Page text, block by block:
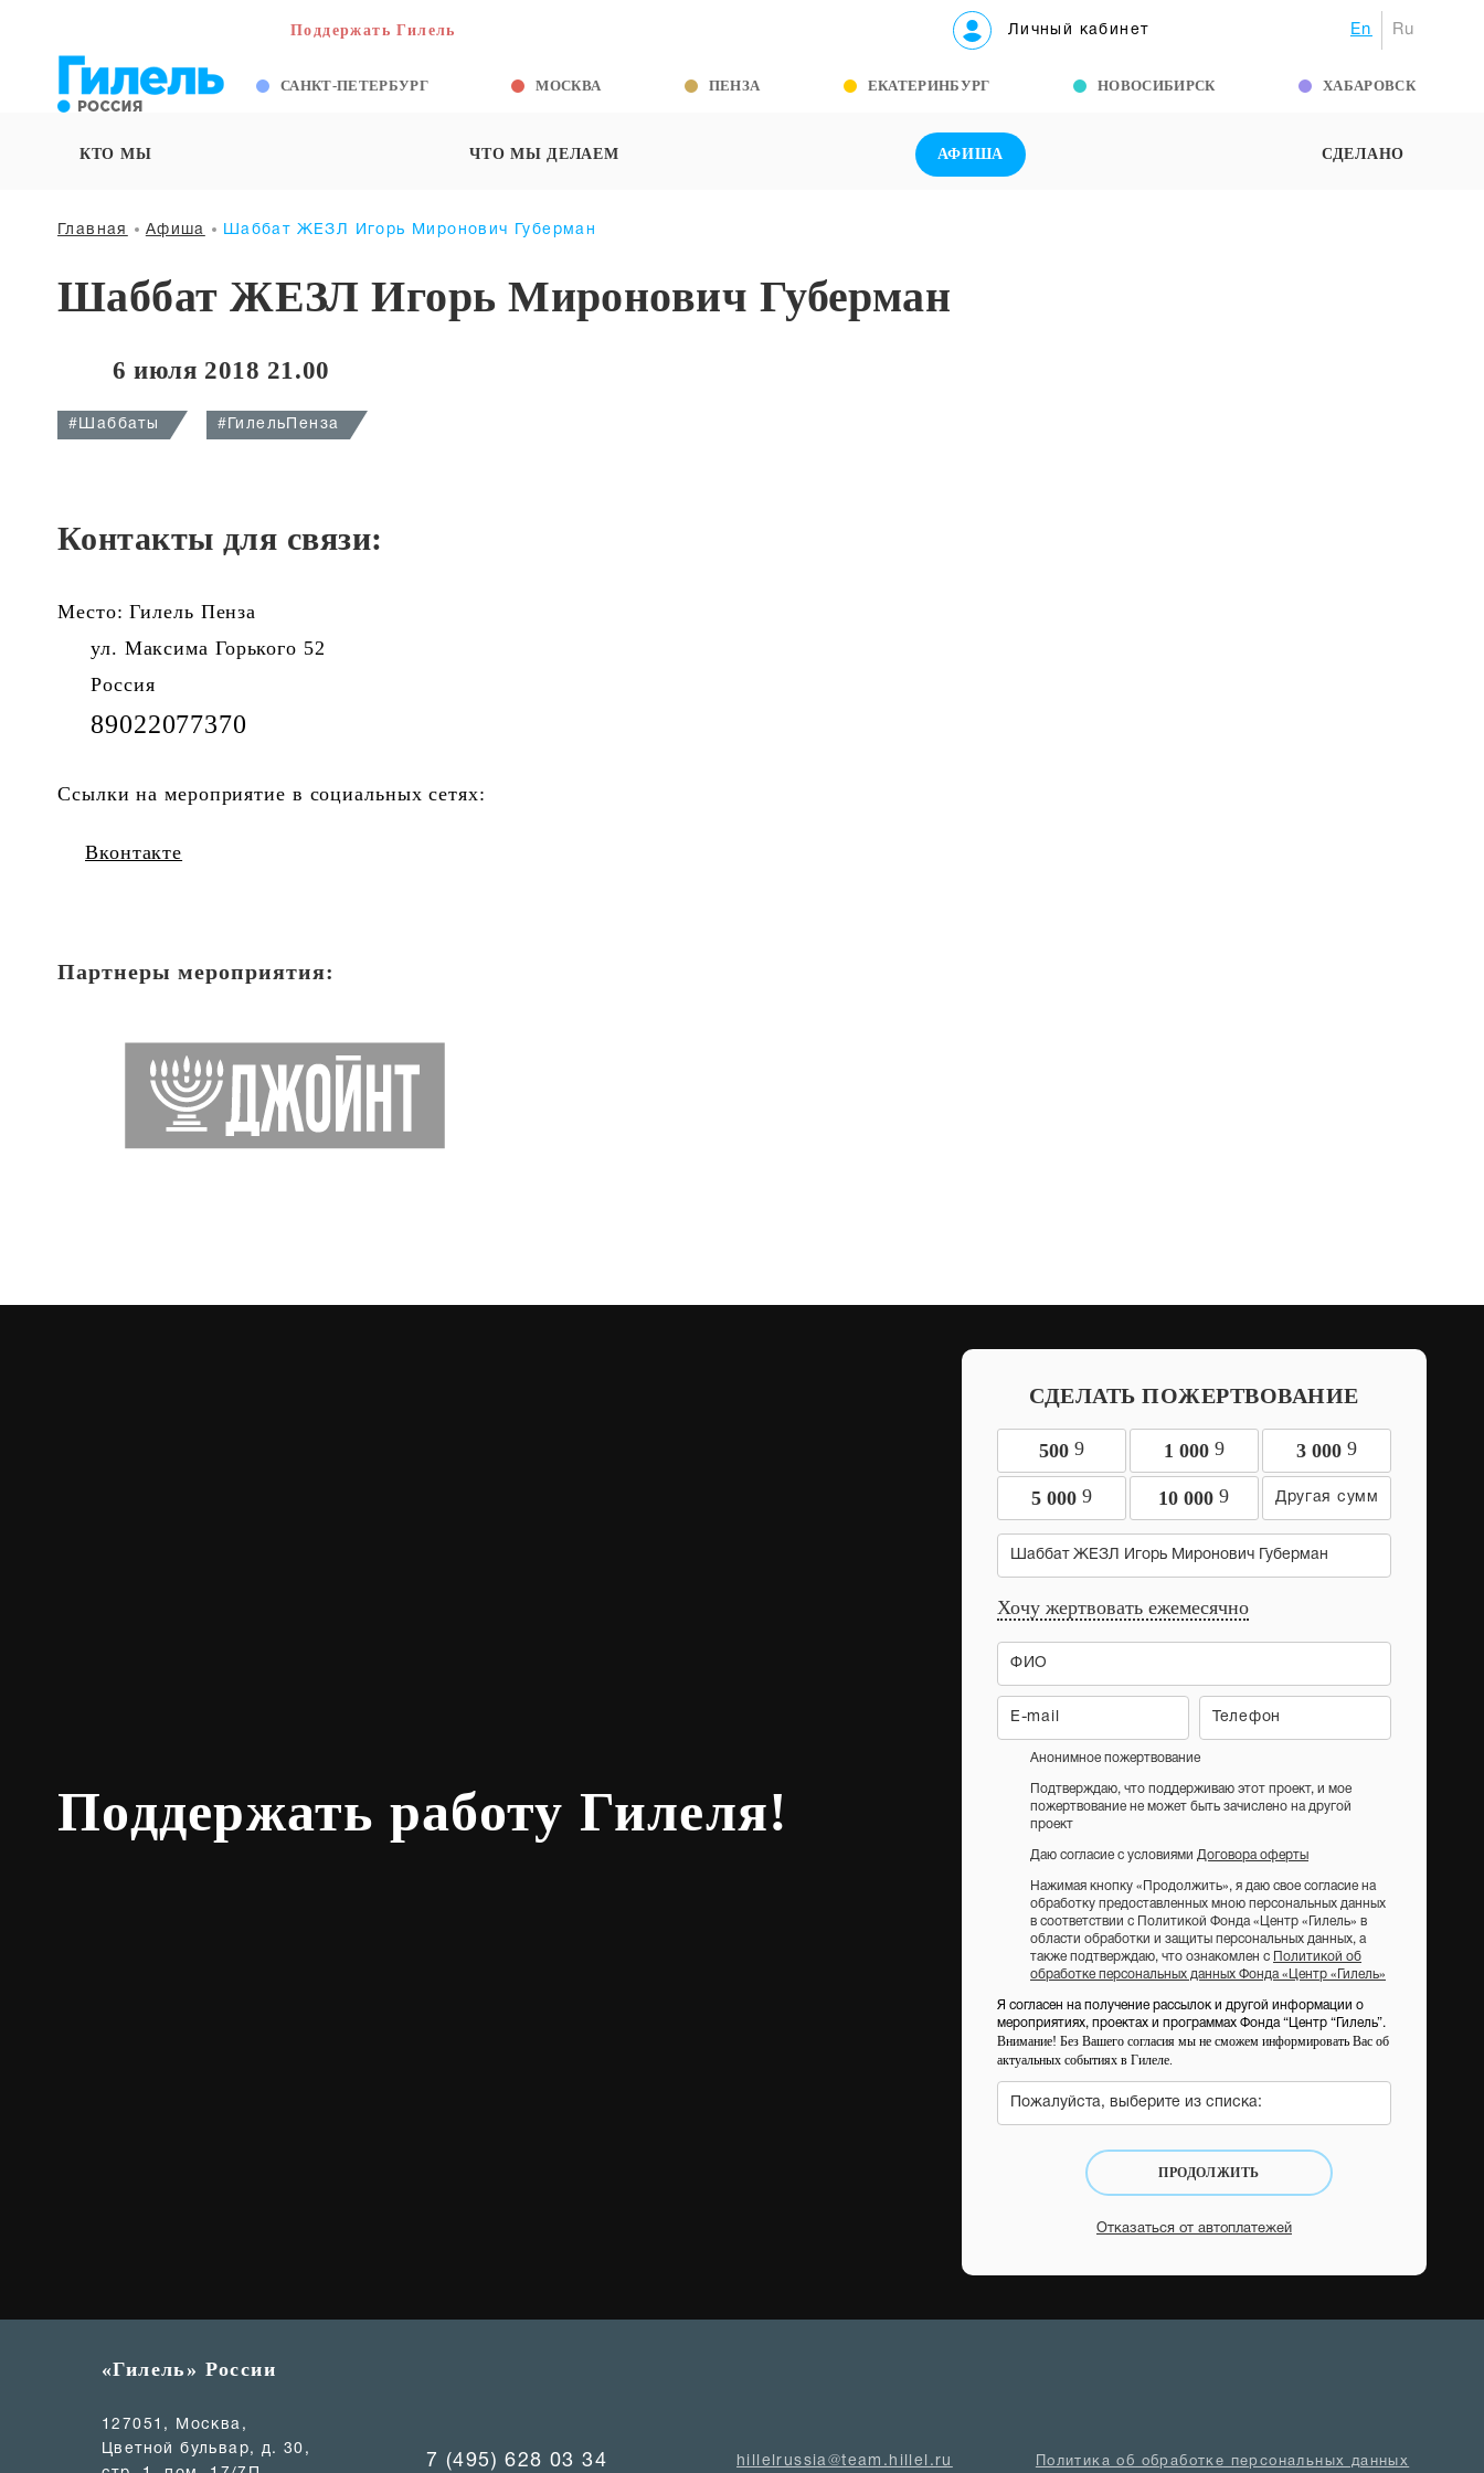
Поддержать Гилель Личный кабинет En Ru
САНКТ-ПЕТЕРБУРГ МОСКВА ПЕНЗА ЕКАТЕРИНБУРГ НОВОСИБИРСК ХАБАРОВСК
КТО МЫ ЧТО МЫ ДЕЛАЕМ АФИША СДЕЛАНО
Главная Афиша Шаббат ЖЕЗЛ Игорь Миронович Губерман
Шаббат ЖЕЗЛ Игорь Миронович Губерман
6 июля 2018 21.00
#Шаббаты #ГилельПенза
Контакты для связи:
Место: Гилель Пенза
ул. Максима Горького 52
Россия
89022077370
Ссылки на мероприятие в социальных сетях:
Вконтакте
Партнеры мероприятия:
Поддержать работу Гилеля!
СДЕЛАТЬ ПОЖЕРТВОВАНИЕ
500 9 1 000 9 3 000 9
5 000 9 10 0009
Шаббат ЖЕЗЛ Игорь Миронович Губерман
Хочу жертвовать ежемесячно
Анонимное пожертвование
Подтверждаю, что поддерживаю этот проект, и мое
пожертвование не может быть зачислено на другой
проект
Даю согласие с условиями Договора оферты
Нажимая кнопку «Продолжить», я даю свое согласие на
обработку предоставленных мною персональных данных
в соответствии с Политикой Фонда «Центр «Гилель» в
области обработки и защиты персональных данных, а
также подтверждаю, что ознакомлен с
Политикой об
обработке персональных данных Фонда «Центр «Гилель»
Я согласен на получение рассылок и другой информации о
мероприятиях, проектах и программах Фонда “Центр “Гилель”.
Внимание! Без Вашего согласия мы не сможем информировать Вас об
актуальных событиях в Гилеле.
Пожалуйста, выберите из списка:
ПРОДОЛЖИТЬ
Отказаться от автоплатежей
«Гилель» России
127051, Москва,
Цветной бульвар, д. 30,
7 (495) 628 03 34 hillelrussia@team.hillel.ru Политика об обработке персональных данных